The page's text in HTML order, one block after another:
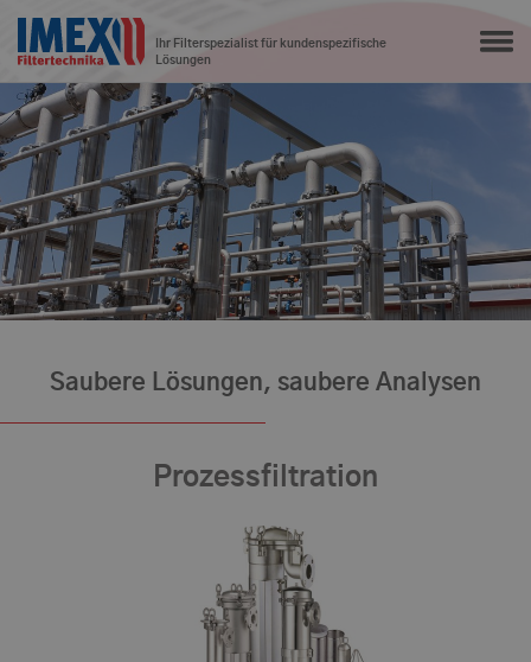
Ihr Filterspezialist für kundenspezifische
Lösungen
Saubere Lösungen, saubere Analysen
Prozessfiltration